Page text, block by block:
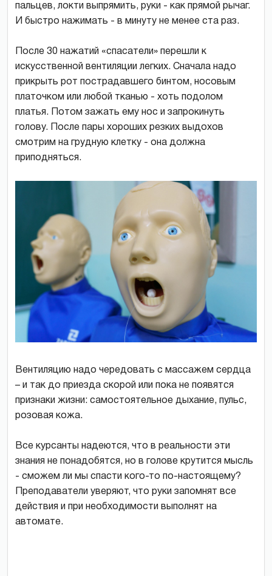
пальцев, локти выпрямить, руки - как прямой рычаг.
И быстро нажимать - в минуту не менее ста раз.
После 30 нажатий «спасатели» перешли к
искусственной вентиляции легких. Сначала надо
прикрыть рот пострадавшего бинтом, носовым
платочком или любой тканью - хоть подолом
платья. Потом зажать ему нос и запрокинуть
голову. После пары хороших резких выдохов
смотрим на грудную клетку - она должна
приподняться.
Вентиляцию надо чередовать с массажем сердца
– и так до приезда скорой или пока не появятся
признаки жизни: самостоятельное дыхание, пульс,
розовая кожа.
Все курсанты надеются, что в реальности эти
знания не понадобятся, но в голове крутится мысль
- сможем ли мы спасти кого-то по-настоящему?
Преподаватели уверяют, что руки запомнят все
действия и при необходимости выполнят на
автомате.